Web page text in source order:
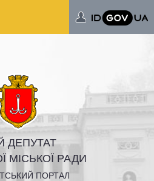
ДЕПУТАТ
МІСЬКОЇ РАДИ
ПОРТАЛ